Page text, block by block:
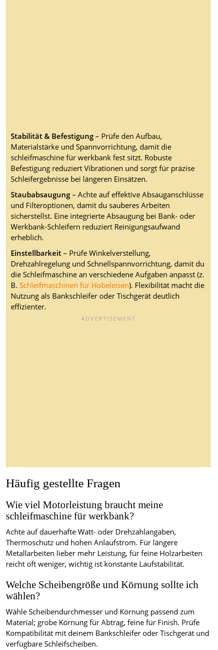
Stabilität & Befestigung– Prüfe den Aufbau,
Materialstärke und Spannvorrichtung, damit die
schleifmaschine für werkbank fest sitzt. Robuste
Befestigung reduziert Vibrationen und sorgt für präzise
Schleifergebnisse bei längeren Einsätzen.
Staubabsaugung– Achte auf effektive Absauganschlüsse
und Filteroptionen, damit du sauberes Arbeiten
sicherstellst. Eine integrierte Absaugung bei Bank- oder
Werkbank-Schleifern reduziert Reinigungsaufwand
erheblich.
Einstellbarkeit– Prüfe Winkelverstellung,
Drehzahlregelung und Schnellspannvorrichtung, damit du
die Schleifmaschine an verschiedene Aufgaben anpasst (z.
B. Schleifmaschinen für Hobeleisen). Flexibilität macht die
Nutzung als Bankschleifer oder Tischgerät deutlich
effizienter.
Häufig gestellte Fragen
Wie viel Motorleistung braucht meine
schleifmaschine für werkbank?
Achte auf dauerhafte Watt- oder Drehzahlangaben,
Thermoschutz und hohen Anlaufstrom. Für längere
Metallarbeiten lieber mehr Leistung, für feine Holzarbeiten
reicht oft weniger, wichtig ist konstante Laufstabilität.
Welche Scheibengröße und Körnung sollte ich
wählen?
Wähle Scheibendurchmesser und Körnung passend zum
Material; grobe Körnung für Abtrag, feine für Finish. Prüfe
Kompatibilität mit deinem Bankschleifer oder Tischgerät und
verfügbare Schleifscheiben.